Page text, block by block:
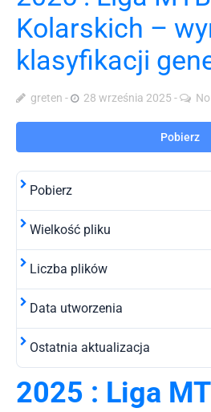
Kolarskich –
klasyfikacji
greten 28 września 2025
Pobierz
Pobierz
Wielkość pliku
Liczba plików
Data utworzenia
Ostatnia aktualizacja
2025 : Liga